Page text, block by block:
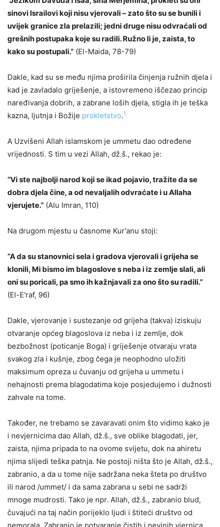
sinovi Israilovi koji nisu vjerovali – zato što su se bunili i
uvijek granice zla prelazili; jedni druge nisu odvraćali od
grešnih postupaka koje su radili. Ružno li je, zaista, to
kako su postupali.” (El-Maida, 78-79)
Dakle, kad su se među njima proširila činjenja ružnih djela i
kad je zavladalo griješenje, a istovremeno iščezao princip
naređivanja dobrih, a zabrane loših djela, stigla ih je teška
kazna, ljutnja i Božije prokletstvo.1
A Uzvišeni Allah islamskom je ummetu dao određene
vrijednosti. S tim u vezi Allah, dž.š., rekao je:
“Vi ste najbolji narod koji se ikad pojavio, tražite da se
dobra djela čine, a od nevaljalih odvraćate i u Allaha
vjerujete.” (Alu Imran, 110)
Na drugom mjestu u časnome Kur'anu stoji:
“A da su stanovnici sela i gradova vjerovali i grijeha se
klonili, Mi bismo im blagoslove s neba i iz zemlje slali, ali
oni su poricali, pa smo ih kažnjavali za ono što su radili.”
(El-E'raf, 96)
Dakle, vjerovanje i sustezanje od grijeha (takva) iziskuju
otvaranje općeg blagoslova iz neba i iz zemlje, dok
bezbožnost (poticanje Boga) i griješenje otvaraju vrata
svakog zla i kušnje, zbog čega je neophodno uložiti
maksimum opreza u čuvanju od grijeha u ummetu i
nehajnosti prema blagodatima koje posjedujemo i dužnosti
zahvale na tome.
Također, ne trebamo se zavaravati onim što vidimo kako je
i nevjernicima dao Allah, dž.š., sve oblike blagodati, jer,
zaista, njima pripada to na ovome svijetu, dok na ahiretu
njima slijedi teška patnja. Ne postoji ništa što je Allah, dž.š.,
zabranio, a da u tome nije sadržana neka šteta po društvo
ili narod /ummet/ i da sama zabrana u sebi ne sadrži
mnoge mudrosti. Tako je npr. Allah, dž.š., zabranio blud,
čuvajući na taj način porijeklo ljudi i štiteći društvo od